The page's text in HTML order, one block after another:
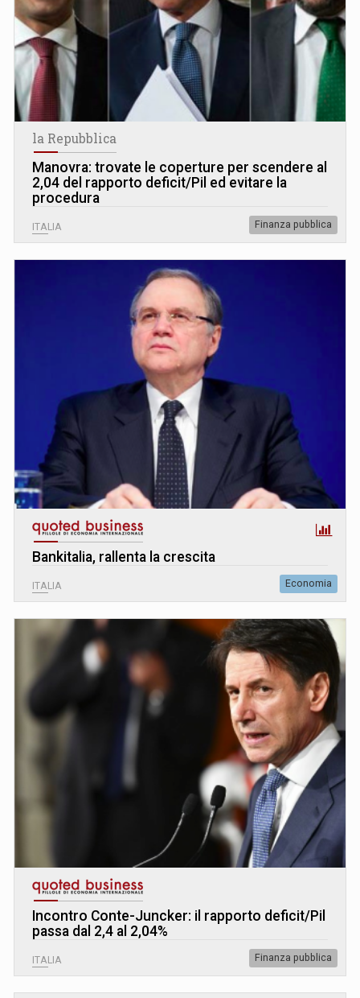
la Repubblica
Manovra: trovate le coperture per scendere al
2,04 del rapporto deficit/Pil ed evitare la
procedura
ITALIA Finanza pubblica
Bankitalia, rallenta la crescita
ITALIA Economia
Incontro Conte-Juncker: il rapporto deficit/Pil
passa dal 2,4 al 2,04%
ITALIA Finanza pubblica